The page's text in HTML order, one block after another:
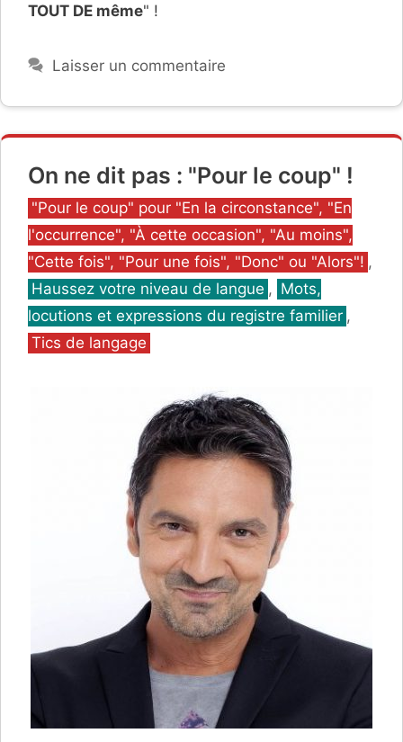
TOUT DE même" !
Laisser un commentaire
On ne dit pas : "Pour le coup" !
Catégories
"Pour le coup" pour "En la circonstance", "En
l'occurrence", "À cette occasion", "Au moins",
"Cette fois", "Pour une fois", "Donc" ou "Alors"! ,
Haussez votre niveau de langue , Mots,
locutions et expressions du registre familier ,
Tics de langage